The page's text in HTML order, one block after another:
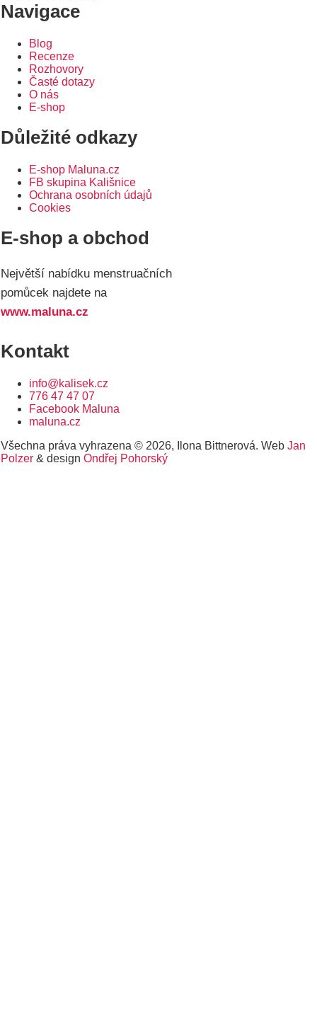
Navigace
Blog
Recenze
Rozhovory
Časté dotazy
O nás
E-shop
Důležité odkazy
E-shop Maluna.cz
FB skupina Kališnice
Ochrana osobních údajů
Cookies
E-shop a obchod
Největší nabídku menstruačních
pomůcek najdete na
www.maluna.cz
Kontakt
info@kalisek.cz
776 47 47 07
Facebook Maluna
maluna.cz
Všechna práva vyhrazena © 2026, Ilona Bittnerová. Web Jan
Polzer & design Ondřej Pohorský